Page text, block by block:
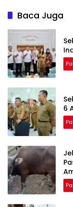
Baca Juga
6